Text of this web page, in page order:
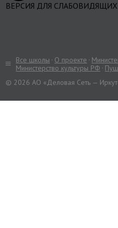
ВЕРСИЯ ДЛЯ СЛАБОВИДЯЩИХ
Все школы О проекте
Министерство культуры РФ
© 2026 АО «Деловая Сеть —